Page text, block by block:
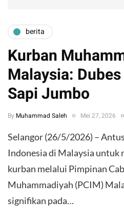
berita
Kurban
Malaysia:
Sapi Jumbo
By Muhammad Saleh Mei 27, 2026
Selangor (26/5/2026) –
Indonesia di Malaysia untuk
kurban melalui Pimpinan
Muhammadiyah (PCIM)
signifikan pada…